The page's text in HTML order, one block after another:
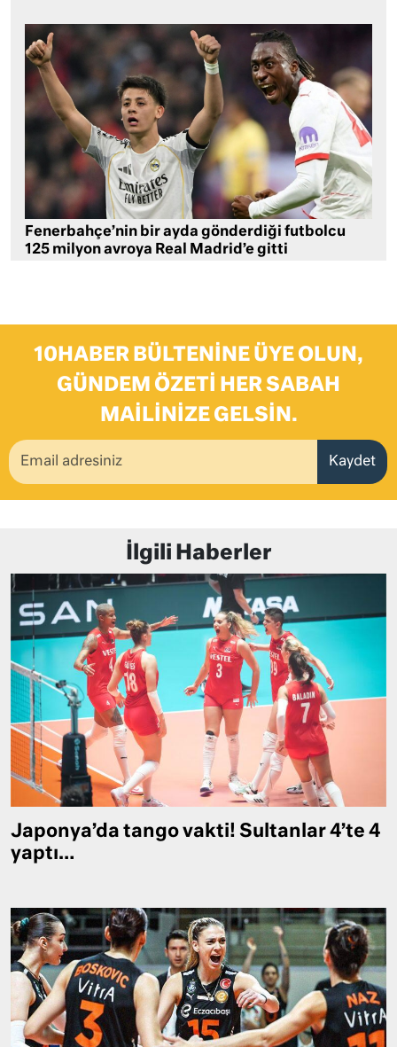
Fenerbahçe’nin bir ayda gönderdiği futbolcu
125 milyon avroya Real Madrid’e gitti
10HABER BÜLTENINE ÜYE OLUN,
GÜNDEM ÖZETI HER SABAH
MAILINIZE GELSIN.
Kaydet
İlgili Haberler
Japonya’da tango vakti! Sultanlar 4’te 4
yaptı…